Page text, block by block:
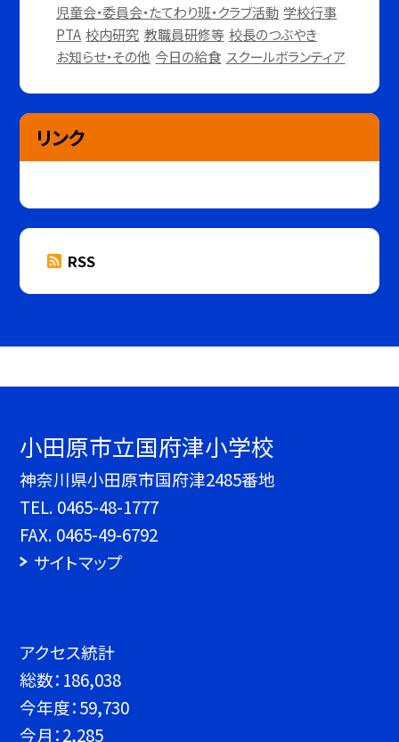
児童会・委員会・たてわり班・クラブ活動 学校行事
PTA 校内研究 教職員研修等 校長のつぶやき
お知らせ・その他 今日の給食 スクールボランティア
リンク
RSS
小田原市立国府津小学校
神奈川県小田原市国府津2485番地
TEL. 0465-48-1777
FAX. 0465-49-6792
サイトマップ
アクセス統計
総数： 186,038
今年度：59,730
今月：2,285